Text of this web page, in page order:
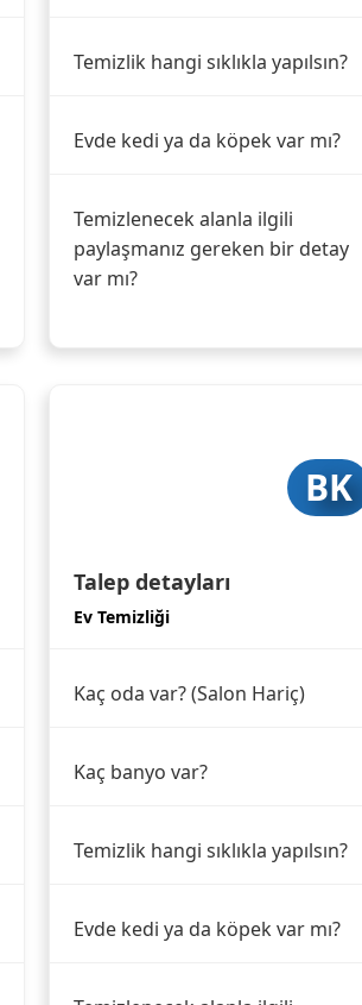
Temizlik hangi sıklıkla yapılsın?
Evde kedi ya da köpek var mı?
Temizlenecek alanla ilgili
paylaşmanız gereken bir detay
var mı?
BK
Talep detayları
Ev Temizliği
Kaç oda var? (Salon Hariç)
Kaç banyo var?
Temizlik hangi sıklıkla yapılsın?
Evde kedi ya da köpek var mı?